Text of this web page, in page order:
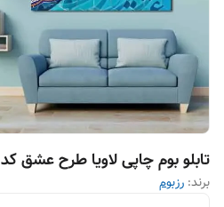
تابلو بوم چاپی لاویا طرح عشق کد ART-1882
برند: رزبوم